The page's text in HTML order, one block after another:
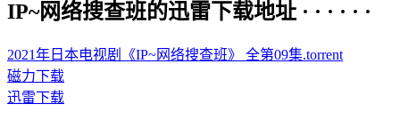
IP~网络搜查班的迅雷下载地址 · · · · · ·
2021年日本电视剧《IP~网络搜查班》 全第09集.torrent
磁力下载
迅雷下载